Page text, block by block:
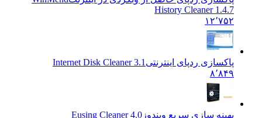
History Cleaner 1.4.7
۱۲٬۷۵۲
پاکسازی ردپای اینترنتیInternet Disk Cleaner 3.1
۸٬۸۴۹
بهینه سازی سریع ویندوزEusing Cleaner 4.0